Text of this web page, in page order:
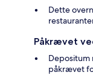
Dette
Påkrævet
påkrævet